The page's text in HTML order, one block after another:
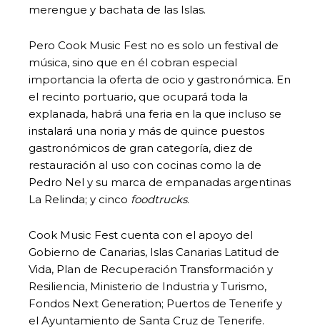
merengue y bachata de las Islas.
Pero Cook Music Fest no es solo un festival de
música, sino que en él cobran especial
importancia la oferta de ocio y gastronómica. En
el recinto portuario, que ocupará toda la
explanada, habrá una feria en la que incluso se
instalará una noria y más de quince puestos
gastronómicos de gran categoría, diez de
restauración al uso con cocinas como la de
Pedro Nel y su marca de empanadas argentinas
La Relinda; y cinco foodtrucks.
Cook Music Fest cuenta con el apoyo del
Gobierno de Canarias, Islas Canarias Latitud de
Vida, Plan de Recuperación Transformación y
Resiliencia, Ministerio de Industria y Turismo,
Fondos Next Generation; Puertos de Tenerife y
el Ayuntamiento de Santa Cruz de Tenerife.